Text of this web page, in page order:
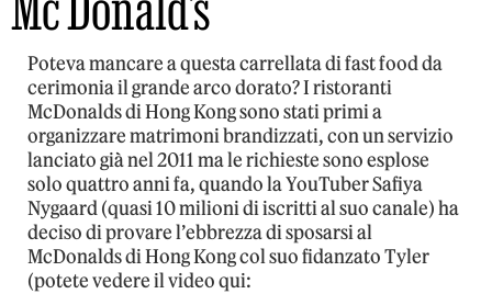
Poteva mancare a questa carrellata di fast food da
cerimonia il grande arco dorato? I ristoranti
McDonalds di Hong Kong sono stati primi a
organizzare matrimoni brandizzati, con un servizio
lanciato già nel 2011 ma le richieste sono esplose
solo quattro anni fa, quando la YouTuber Safiya
Nygaard (quasi 10 milioni di iscritti al suo canale) ha
deciso di provare l’ebbrezza di sposarsi al
McDonalds di Hong Kong col suo fidanzato Tyler
(potete vedere il video qui: